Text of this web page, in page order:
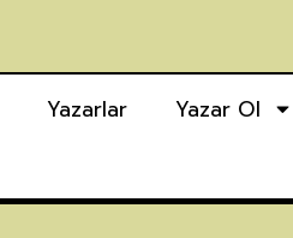
Yazarlar
Yazar Ol